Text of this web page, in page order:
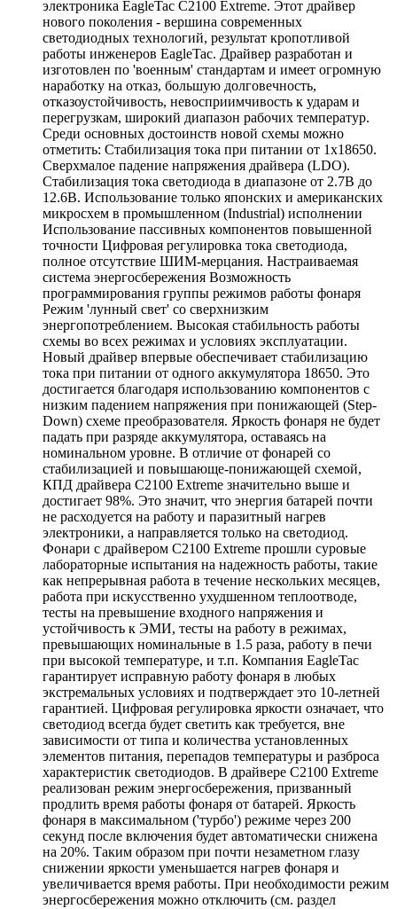
электроника EagleTac C2100 Extreme. Этот драйвер
нового поколения - вершина современных
светодиодных технологий, результат кропотливой
работы инженеров EagleTac. Драйвер разработан и
изготовлен по 'военным' стандартам и имеет огромную
наработку на отказ, большую долговечность,
отказоустойчивость, невосприимчивость к ударам и
перегрузкам, широкий диапазон рабочих температур.
Среди основных достоинств новой схемы можно
отметить: Стабилизация тока при питании от 1х18650.
Сверхмалое падение напряжения драйвера (LDO).
Стабилизация тока светодиода в диапазоне от 2.7В до
12.6В. Использование только японских и американских
микросхем в промышленном (Industrial) исполнении
Использование пассивных компонентов повышенной
точности Цифровая регулировка тока светодиода,
полное отсутствие ШИМ-мерцания. Настраиваемая
система энергосбережения Возможность
программирования группы режимов работы фонаря
Режим 'лунный свет' со сверхнизким
энергопотреблением. Высокая стабильность работы
схемы во всех режимах и условиях эксплуатации.
Новый драйвер впервые обеспечивает стабилизацию
тока при питании от одного аккумулятора 18650. Это
достигается благодаря использованию компонентов с
низким падением напряжения при понижающей (Step-
Down) схеме преобразователя. Яркость фонаря не будет
падать при разряде аккумулятора, оставаясь на
номинальном уровне. В отличие от фонарей со
стабилизацией и повышающе-понижающей схемой,
КПД драйвера C2100 Extreme значительно выше и
достигает 98%. Это значит, что энергия батарей почти
не расходуется на работу и паразитный нагрев
электроники, а направляется только на светодиод.
Фонари с драйвером C2100 Extreme прошли суровые
лабораторные испытания на надежность работы, такие
как непрерывная работа в течение нескольких месяцев,
работа при искусственно ухудшенном теплоотводе,
тесты на превышение входного напряжения и
устойчивость к ЭМИ, тесты на работу в режимах,
превышающих номинальные в 1.5 раза, работу в печи
при высокой температуре, и т.п. Компания EagleTac
гарантирует исправную работу фонаря в любых
экстремальных условиях и подтверждает это 10-летней
гарантией. Цифровая регулировка яркости означает, что
светодиод всегда будет светить как требуется, вне
зависимости от типа и количества установленных
элементов питания, перепадов температуры и разброса
характеристик светодиодов. В драйвере C2100 Extreme
реализован режим энергосбережения, призванный
продлить время работы фонаря от батарей. Яркость
фонаря в максимальном ('турбо') режиме через 200
секунд после включения будет автоматически снижена
на 20%. Таким образом при почти незаметном глазу
снижении яркости уменьшается нагрев фонаря и
увеличивается время работы. При необходимости режим
энергосбережения можно отключить (см. раздел